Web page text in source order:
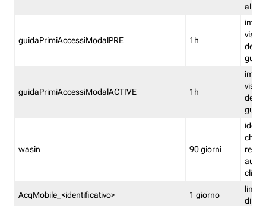
guidaPrimiAccessiModalPRE 1h
della
guidaPrimiAccessiModalACTIVE 1h
della
wasin 90 giorni
che
rete
clienti
AcqMobile_<identificativo> 1 giorno
limita
di